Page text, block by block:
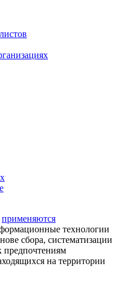
применяются
технологии
сбора, систематизации
предпочтениям
на территории